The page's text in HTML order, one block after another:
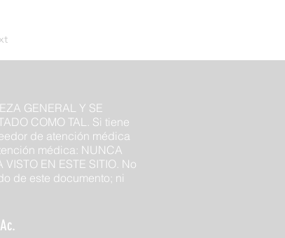
GENERAL Y SE
COMO TAL. Si tiene
de atención médica
médica: NUNCA
EN ESTE SITIO. No
de este documento; ni